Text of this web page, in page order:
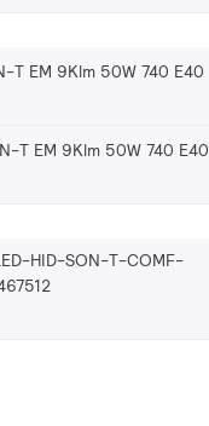
T EM 9Klm 50W 740 E40
T EM 9Klm 50W 740 E40
HID-SON-T-COMF-